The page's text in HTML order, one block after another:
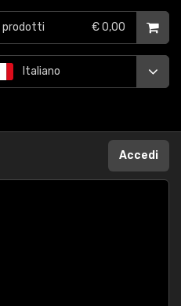
Italiano
prodotti € 0,00
Accedi